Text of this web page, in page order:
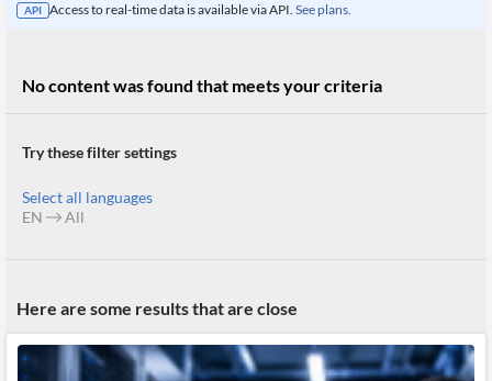
Products
CityFALCON.ai
Retail
Investors
API Access to real-time data is available via API. See plans.
No content was found that meets your criteria
Try these filter settings
Select all languages
EN
All
Here are some results that are close